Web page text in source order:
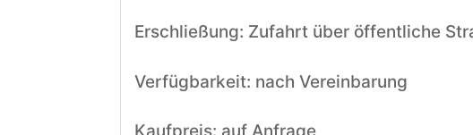
Erschließung: Zufahrt über öffentliche
Verfügbarkeit: nach Vereinbarung
Kaufpreis: auf Anfrage